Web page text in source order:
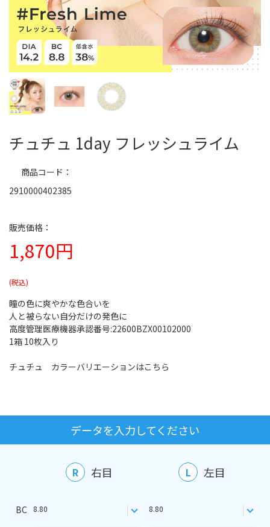
チュチュ 1day フレッシュライム
1,870円
商品コード
2910000402385
瞳の色に爽やかな色合いを
人と被らない自分だけの発色に
高度管理医療機器承認番号:22600BZX00102000
1箱 10枚入り
チュチュ カラーバリエーションはこちら
データを入力してください
R 右目 L 左目
BC 8.80 8.80